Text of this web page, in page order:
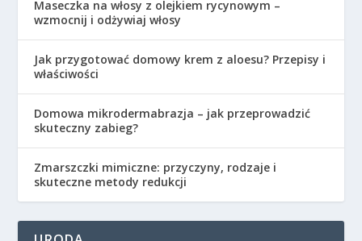
Maseczka na włosy z olejkiem rycynowym –
wzmocnij i odżywiaj włosy
Jak przygotować domowy krem z aloesu? Przepisy i
właściwości
Domowa mikrodermabrazja – jak przeprowadzić
skuteczny zabieg?
Zmarszczki mimiczne: przyczyny, rodzaje i
skuteczne metody redukcji